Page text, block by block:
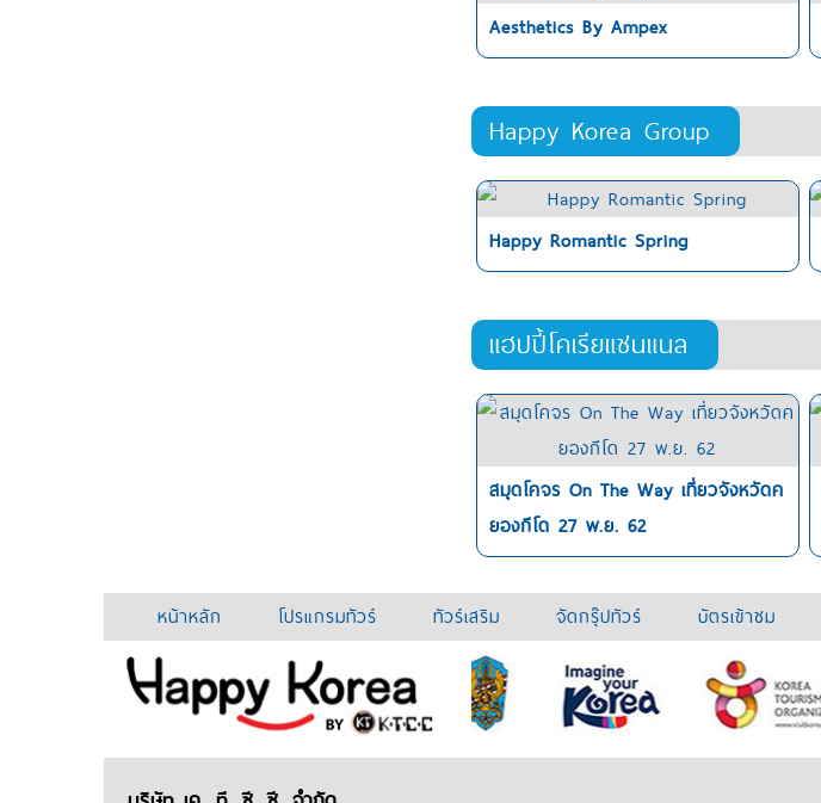
Aesthetics By Ampex
Happy Korea Group
Happy Romantic Spring
แฮปปี้โคเรียแชนแนล
สมุดโคจร On The Way เที่ยวจังหวัดค
ยองกีโด 27 พ.ย. 62
หน้าหลัก โปรแกรมทัวร์ ทัวร์เสริม จัดกรุ๊ปทัวร์ บัตรเข้าชม